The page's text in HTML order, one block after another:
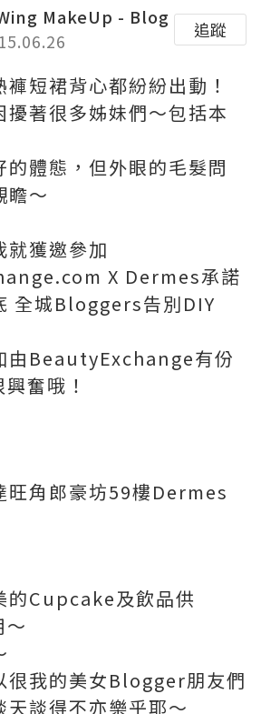
MakeUp - Blog
追蹤
短裙背心都紛紛出動！
擾著很多姊妹們～包括本
的體態，但外眼的毛髮問
瞻～
就獲邀參加
X Dermes承諾
全城Bloggers告別DIY
由BeautyExchange有份
奮哦！
旺角郎豪坊59樓Dermes
的Cupcake及飲品供
很我的美女Blogger朋友們
天談得不亦樂乎耶～